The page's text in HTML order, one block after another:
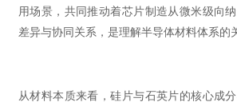
用场景，共同推动着芯片制造从微米级向
差异与协同关系，是理解半导体材料体系的
从材料本质来看，硅片与石英片的核心成